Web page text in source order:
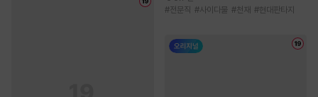
#전문직 #사이다물 #천재 #현대판타지